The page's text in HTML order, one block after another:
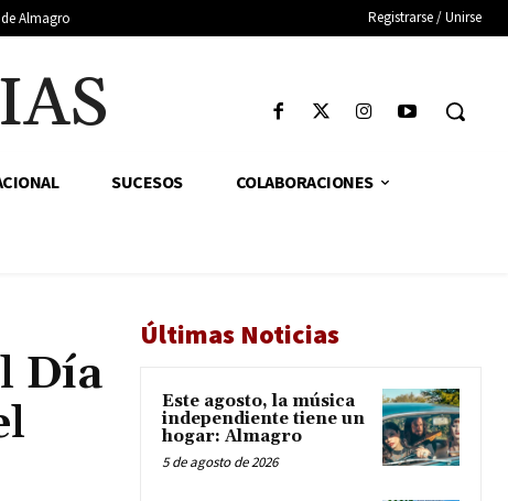
Almagro Registrarse / Unirse
SUCESOS COLABORACIONES
Día
Últimas Noticias
Este agosto, la música
independiente tiene un
hogar: Almagro
5 de agosto de 2026